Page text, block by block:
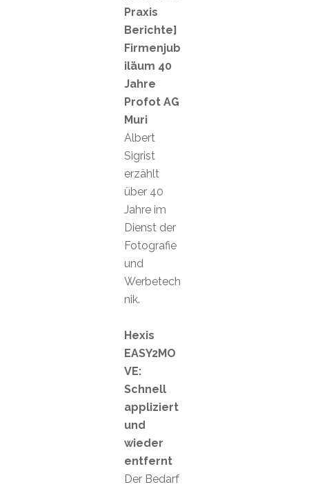
Praxis
Berichte]
Firmenjub
iläum 40
Jahre
Profot AG
Muri
Albert
Sigrist
erzählt
über 40
Jahre im
Dienst der
Fotografie
und
Werbetech
nik.
Hexis
EASY2MO
VE:
Schnell
appliziert
und
wieder
entfernt
Der Bedarf